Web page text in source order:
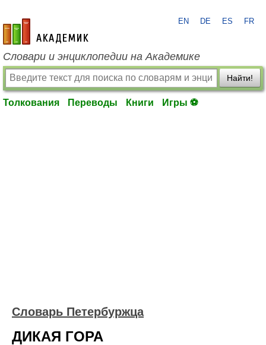
academic.ru
EN DE ES FR
Словари и энциклопедии на Академике
Найти!
Толкования Переводы Книги Игры ⚽
Словарь Петербуржца
ДИКАЯ ГОРА